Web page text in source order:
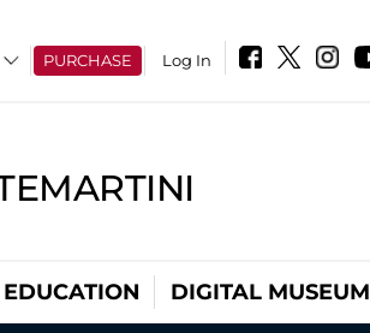
PURCHASE Log In
EDUCATION DIGITAL MUSEUM